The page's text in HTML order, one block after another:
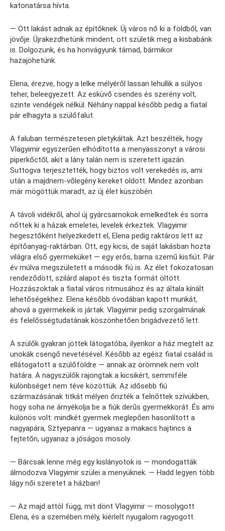
katonatársa hívta.
— Ott lakást adnak az építőknek. Új város nő ki a földből, van
jövője. Újrakezdhetünk mindent, ott születik meg a kisbabánk
is. Dolgozunk, és ha honvágyunk támad, bármikor
hazajöhetünk.
Elena, érezve, hogy a lelke mélyéről lassan lehullik a súlyos
teher, beleegyezett. Az esküvő csendes és szerény volt,
szinte vendégek nélkül. Néhány nappal később pedig a fiatal
pár elhagyta a szülőfalut.
A faluban természetesen pletykáltak. Azt beszélték, hogy
Vlagyimir egyszerűen elhódította a menyasszonyt a városi
piperkőctől, akit a lány talán nem is szeretett igazán.
Suttogva terjesztették, hogy biztos volt verekedés is, ami
után a majdnem-vőlegény kereket oldott. Mindez azonban
már mögöttük maradt, az új élet küszöbén.
A távoli vidékről, ahol új gyárcsarnokok emelkedtek és sorra
nőttek ki a házak emeletei, levelek érkeztek. Vlagyimir
hegesztőként helyezkedett el, Elena pedig raktáros lett az
építőanyag-raktárban. Ott, egy kicsi, de saját lakásban hozta
világra első gyermeküket — egy erős, barna szemű kisfiút. Pár
év múlva megszületett a második fiú is. Az élet fokozatosan
rendeződött, szilárd alapot és tiszta formát öltött.
Hozzászoktak a fiatal város ritmusához és az általa kínált
lehetőségekhez. Elena később óvodában kapott munkát,
ahová a gyermekeik is jártak. Vlagyimir pedig szorgalmának
és felelősségtudatának köszönhetően brigádvezető lett.
A szülők gyakran jöttek látogatóba, ilyenkor a ház megtelt az
unokák csengő nevetésével. Később az egész fiatal család is
ellátogatott a szülőföldre — annak az örömnek nem volt
határa. A nagyszülők rajongtak a kicsikért, semmiféle
különbséget nem téve közöttük. Az idősebb fiú
származásának titkát mélyen őrizték a felnőttek szívükben,
hogy soha ne árnyékolja be a fiúk derűs gyermekkorát. És ami
különös volt: mindkét gyermek meglepően hasonlított a
nagyapára, Sztyepanra — ugyanaz a makacs hajtincs a
fejtetőn, ugyanaz a jóságos mosoly.
— Bárcsak lenne még egy kislányotok is — mondogatták
álmodozva Vlagyimir szülei a menyüknek. — Hadd legyen több
lágy női szeretet a házban!
— Az majd attól függ, mit dönt Vlagyimir — mosolygott
Elena, és a szemében mély, kiérlelt nyugalom ragyogott.